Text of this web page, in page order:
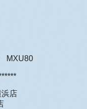
MXU80
店